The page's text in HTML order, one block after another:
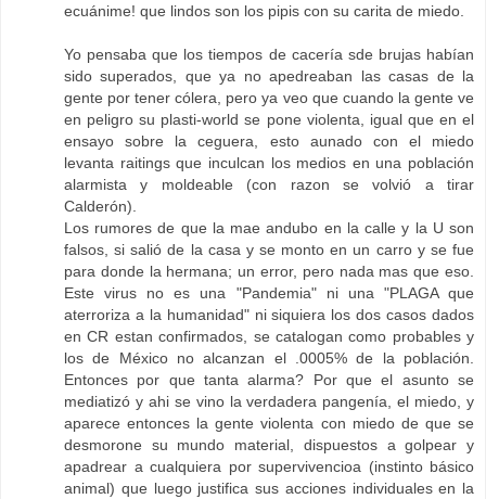
ecuánime! que lindos son los pipis con su carita de miedo.
Yo pensaba que los tiempos de cacería sde brujas habían
sido superados, que ya no apedreaban las casas de la
gente por tener cólera, pero ya veo que cuando la gente ve
en peligro su plasti-world se pone violenta, igual que en el
ensayo sobre la ceguera, esto aunado con el miedo
levanta raitings que inculcan los medios en una población
alarmista y moldeable (con razon se volvió a tirar
Calderón).
Los rumores de que la mae andubo en la calle y la U son
falsos, si salió de la casa y se monto en un carro y se fue
para donde la hermana; un error, pero nada mas que eso.
Este virus no es una "Pandemia" ni una "PLAGA que
aterroriza a la humanidad" ni siquiera los dos casos dados
en CR estan confirmados, se catalogan como probables y
los de México no alcanzan el .0005% de la población.
Entonces por que tanta alarma? Por que el asunto se
mediatizó y ahi se vino la verdadera pangenía, el miedo, y
aparece entonces la gente violenta con miedo de que se
desmorone su mundo material, dispuestos a golpear y
apadrear a cualquiera por supervivencioa (instinto básico
animal) que luego justifica sus acciones individuales en la